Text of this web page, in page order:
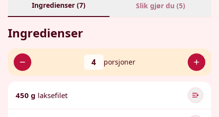
Ingredienser (7) Slik gjør du (5)
Ingredienser
4 porsjoner
450 g laksefilet